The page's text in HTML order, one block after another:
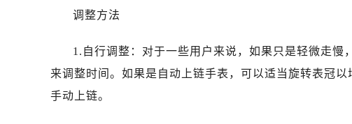
调整方法
1.自行调整：对于一些用户来说，如果只是轻微走
来调整时间。如果是自动上链手表，可以适当旋转表冠
手动上链。